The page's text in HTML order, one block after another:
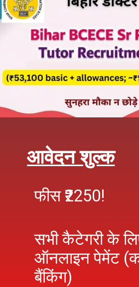
आवेदन शुल्क
फीस ₹2250!
सभी कैटेगरी के
ऑनलाइन पेमेंट
बैंकिंग)